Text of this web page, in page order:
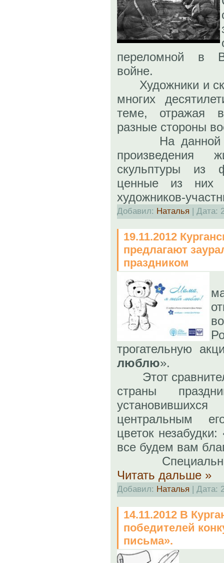
переломной в
войне.
Художники и
многих
теме, отражая в
разные стороны
На данной
произведения
скульптуры из
ценные из них
художников-
Добавил: Наталья | Дата:
19.11.2012
предлагают
праздником
трогательную
люблю».
Этот
страны
центральным
цветок
все будем вам
Специально
Читать дальше »
Добавил: Наталья | Дата:
14.11.2012 В
победителей
письма».